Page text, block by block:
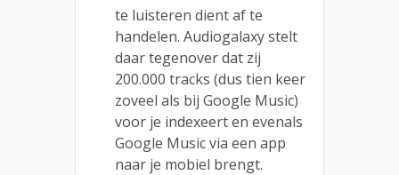
te luisteren dient af te
handelen. Audiogalaxy stelt
daar tegenover dat zij
200.000 tracks (dus tien keer
zoveel als bij Google Music)
voor je indexeert en evenals
Google Music via een app
naar je mobiel brengt.